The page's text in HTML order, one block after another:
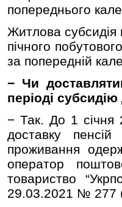
попереднього
Житлова субсидія
пічного
за попередній
− Чи
періоді
− Так. До 1 січня
доставку
проживання
оператор
товариство
29.03.2021 № 277